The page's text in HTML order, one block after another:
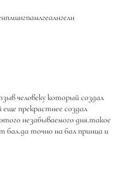
человеку который создал
прекрастнее создал
незабываемого дня.такое
точно на бал принца и